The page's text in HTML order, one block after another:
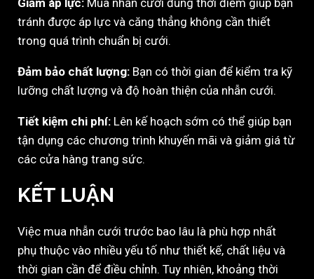
Giảm áp lực: Mua nhẫn cưới đúng thời điểm giúp bạn
tránh được áp lực và căng thẳng không cần thiết
trong quá trình chuẩn bị cưới.
Đảm bảo chất lượng: Bạn có thời gian để kiểm tra kỹ
lưỡng chất lượng và độ hoàn thiện của nhẫn cưới.
Tiết kiệm chi phí: Lên kế hoạch sớm có thể giúp bạn
tận dụng các chương trình khuyến mãi và giảm giá từ
các cửa hàng trang sức.
KẾT LUẬN
Việc mua nhẫn cưới trước bao lâu là phù hợp nhất
phụ thuộc vào nhiều yếu tố như thiết kế, chất liệu và
thời gian cần để điều chỉnh. Tuy nhiên, khoảng thời